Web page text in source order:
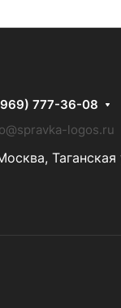
777-36-08
logos.ru
Таганская